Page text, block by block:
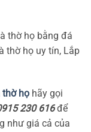
thờ họ bằng đá
thờ họ uy tín, Lắp
thờ họ hãy gọi
230 616để
như giá cả của